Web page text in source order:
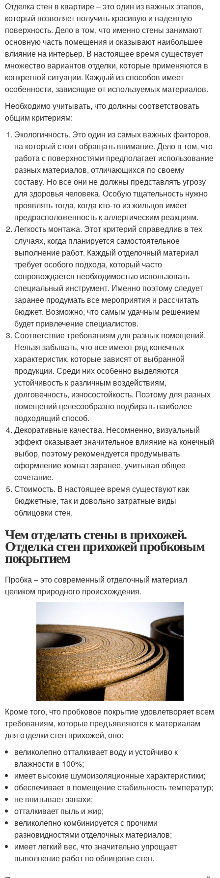
Отделка стен в квартире – это один из важных этапов,
который позволяет получить красивую и надежную
поверхность. Дело в том, что именно стены занимают
основную часть помещения и оказывают наибольшее
влияние на интерьер. В настоящее время существует
множество вариантов отделки, которые применяются в
конкретной ситуации. Каждый из способов имеет
особенности, зависящие от используемых материалов.
Необходимо учитывать, что должны соответствовать
общим критериям:
Экологичность. Это один из самых важных факторов,
на который стоит обращать внимание. Дело в том, что
работа с поверхностями предполагает использование
разных материалов, отличающихся по своему
составу. Но все они не должны представлять угрозу
для здоровья человека. Особую тщательность нужно
проявлять тогда, когда кто-то из жильцов имеет
предрасположенность к аллергическим реакциям.
Легкость монтажа. Этот критерий справедлив в тех
случаях, когда планируется самостоятельное
выполнение работ. Каждый отделочный материал
требует особого подхода, который часто
сопровождается необходимостью использовать
специальный инструмент. Именно поэтому следует
заранее продумать все мероприятия и рассчитать
бюджет. Возможно, что самым удачным решением
будет привлечение специалистов.
Соответствие требованиям для разных помещений.
Нельзя забывать, что все имеют ряд конечных
характеристик, которые зависят от выбранной
продукции. Среди них особенно выделяются
устойчивость к различным воздействиям,
долговечность, износостойкость. Поэтому для разных
помещений целесообразно подбирать наиболее
подходящий способ.
Декоративные качества. Несомненно, визуальный
эффект оказывает значительное влияние на конечный
выбор, поэтому рекомендуется продумывать
оформление комнат заранее, учитывая общее
сочетание.
Стоимость. В настоящее время существуют как
бюджетные, так и довольно затратные виды
облицовки стен.
Чем отделать стены в прихожей.
Отделка стен прихожей пробковым
покрытием
Пробка – это современный отделочный материал
целиком природного происхождения.
Кроме того, что пробковое покрытие удовлетворяет всем
требованиям, которые предъявляются к материалам
для отделки стен прихожей, оно:
великолепно отталкивает воду и устойчиво к
влажности в 100%;
имеет высокие шумоизоляционные характеристики;
обеспечивает в помещение стабильность температур;
не впитывает запахи;
отталкивает пыль и жир;
великолепно комбинируется с прочими
разновидностями отделочных материалов;
имеет легкий вес, что значительно упрощает
выполнение работ по облицовке стен.